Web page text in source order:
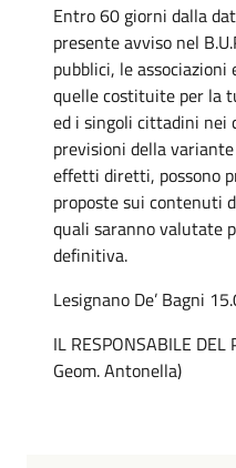
Entro 60 giorni dalla
presente avviso nel
pubblici, le associazioni
quelle costituite per la
ed i singoli cittadini nei
previsioni della
effetti diretti, possono
proposte sui contenuti
quali saranno valutate
definitiva.
Lesignano De’ Bagni
IL RESPONSABILE DEL
Geom. Antonella)